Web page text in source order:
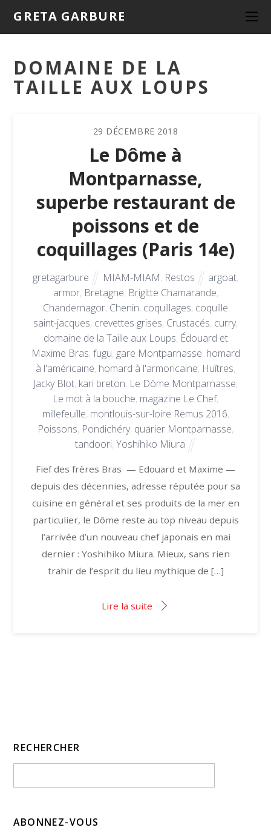
GRETA GARBURE
DOMAINE DE LA
TAILLE AUX LOUPS
29 DÉCEMBRE 2018
Le Dôme à
Montparnasse,
superbe restaurant de
poissons et de
coquillages (Paris 14e)
gretagarbure MIAM-MIAM, Restos argoat,
armor, Bretagne, Brigitte Chamarande,
Chandernagor, Chenin, coquillages, coquille
saint-jacques, crevettes grises, Crustacés, curry,
domaine de la Taille aux Loups, Édouard et
Maxime Bras, fugu, gare Montparnasse, homard
à l'américaine, homard à l'armoricaine, Huîtres,
Jacky Blot, kari breton, Le Dôme Montparnasse,
Le mot à la bouche, magazine Le Chef,
millefeuille, montlouis-sur-loire Remus 2016,
Poissons, Pondichéry, quarier Montparnasse,
tandoori, Yoshihiko Miura
Fief des frères Bras — Edouard et Maxime —
depuis des décennies, adresse réputée pour sa
cuisine en général et ses produits de la mer en
particulier, le Dôme reste au top niveau depuis
l’arrivée d’un nouveau chef japonais en mai
dernier : Yoshihiko Miura. Mieux, sans rien
trahir de l’esprit du lieu mythique de […]
Lire la suite
RECHERCHER
ABONNEZ-VOUS